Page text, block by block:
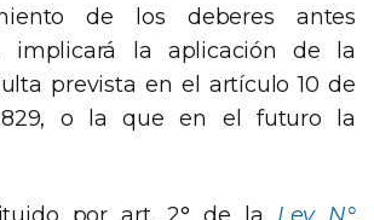
de los deberes antes
implicará la aplicación de la
prevista en el artículo 10 de
o la que en el futuro la